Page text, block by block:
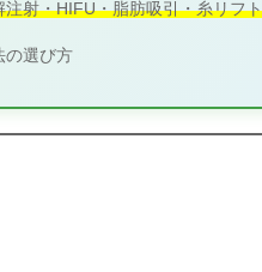
射・HIFU・脂肪吸引・糸リフ
の選び方